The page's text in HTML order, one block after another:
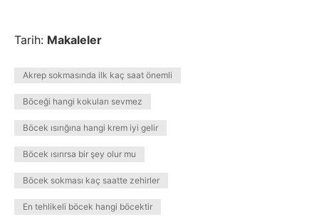
Tarih: Makaleler
Akrep sokmasında ilk kaç saat önemli
Böceği hangi kokuları sevmez
Böcek ısırığına hangi krem iyi gelir
Böcek ısırırsa bir şey olur mu
Böcek sokması kaç saatte zehirler
En tehlikeli böcek hangi böcektir